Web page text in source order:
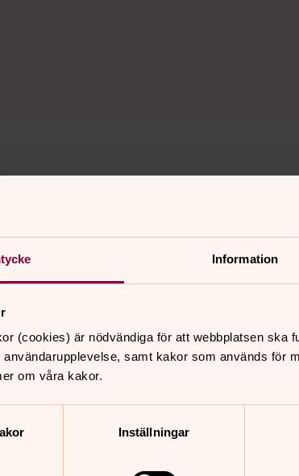
Information
(cookies) är nödvändiga för att webbplatsen ska
samt kakor som används för
om våra kakor.
Inställningar
till gudstjänstens ordinarium. Det innebär
redan finns tonsatta i kyrkohandbokens
och E.
lämplig som församlingssång. Vi söker
det går bra att inledningsvis skicka in